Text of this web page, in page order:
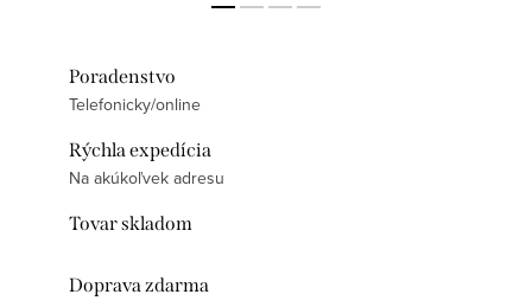
Poradenstvo
Telefonicky/online
Rýchla expedícia
Na akúkoľvek adresu
Tovar skladom
Doprava zdarma